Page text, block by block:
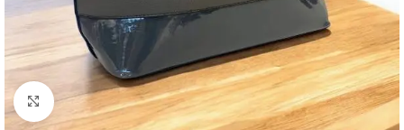
Click to enlarge